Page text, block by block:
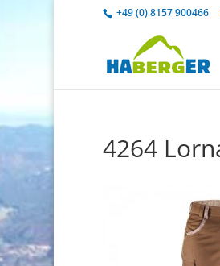
+49 (0) 8157 900466
4264